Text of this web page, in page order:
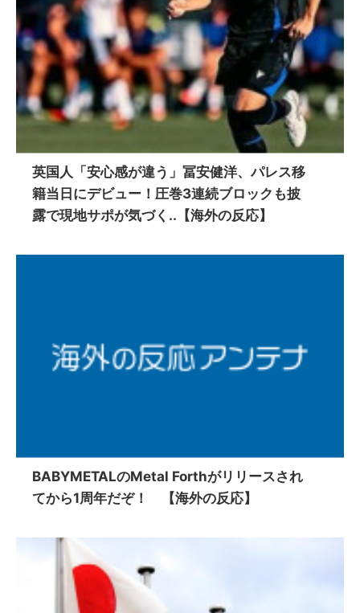
英国人「安心感が違う」冨安健洋、パレス移
籍当日にデビュー！圧巻3連続ブロックも披
露で現地サポが気づく..【海外の反応】
BABYMETALのMetal Forthがリリースされ
てから1周年だぞ！ 【海外の反応】